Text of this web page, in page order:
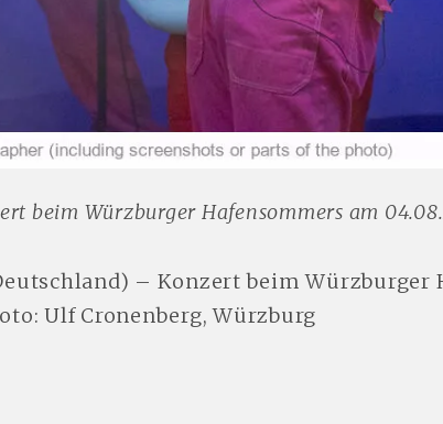
beim Würzburger Hafensommers am
– Konzert beim Würzburger
Ulf Cronenberg, Würzburg